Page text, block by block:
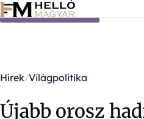
Ugrás a tartalomra
Hírek Világpolitika
Újabb orosz